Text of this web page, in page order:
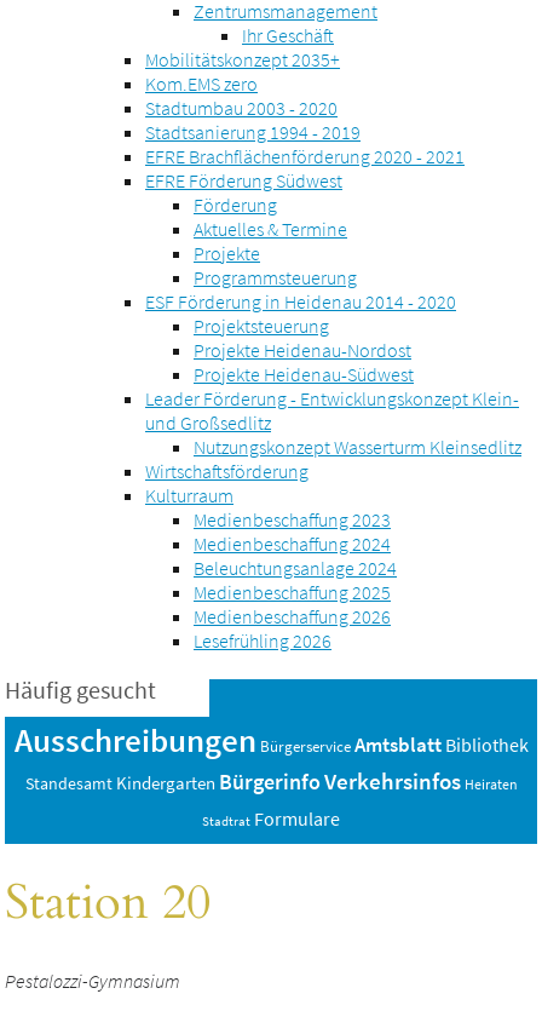
Zentrumsmanagement
Ihr Geschäft
Mobilitätskonzept 2035+
Kom.EMS zero
Stadtumbau 2003 - 2020
Stadtsanierung 1994 - 2019
EFRE Brachflächenförderung 2020 - 2021
EFRE Förderung Südwest
Förderung
Aktuelles & Termine
Projekte
Programmsteuerung
ESF Förderung in Heidenau 2014 - 2020
Projektsteuerung
Projekte Heidenau-Nordost
Projekte Heidenau-Südwest
Leader Förderung - Entwicklungskonzept Klein-
und Großsedlitz
Nutzungskonzept Wasserturm Kleinsedlitz
Wirtschaftsförderung
Kulturraum
Medienbeschaffung 2023
Medienbeschaffung 2024
Beleuchtungsanlage 2024
Medienbeschaffung 2025
Medienbeschaffung 2026
Lesefrühling 2026
Häufig gesucht
Ausschreibungen Bürgerservice Amtsblatt Bibliothek
Standesamt Kindergarten BürgerinfoVerkehrsinfos Heiraten
Stadtrat Formulare
Station 20
Pestalozzi-Gymnasium